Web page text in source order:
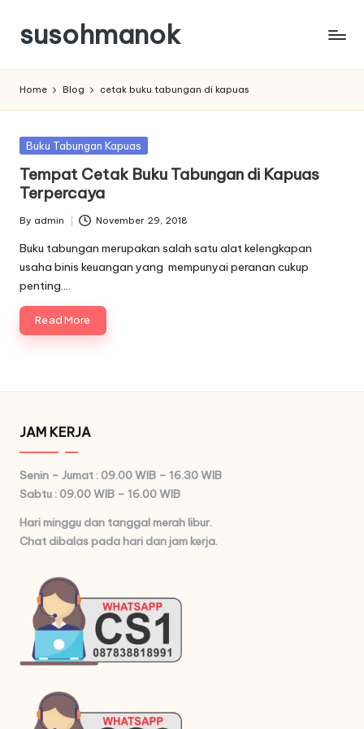
Skip
content
susohmanok
Home Blog cetak buku tabungan di kapuas
Posted
Buku Tabungan Kapuas
Tempat Cetak Buku Tabungan di Kapuas
Terpercaya
Posted
by
By admin November 29, 2018
Buku tabungan merupakan salah satu alat kelengkapan
usaha binis keuangan yang mempunyai peranan cukup
penting.…
Read More
JAM KERJA
Senin – Jumat : 09.00 WIB – 16.30 WIB
Sabtu : 09.00 WIB – 16.00 WIB
Hari minggu dan tanggal merah libur.
Chat dibalas pada hari dan jam kerja.